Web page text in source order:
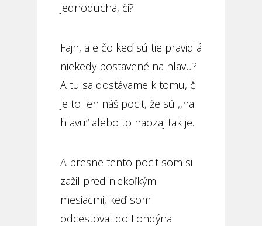
jednoduchá, či?
Fajn, ale čo keď sú tie pravidlá
niekedy postavené na hlavu?
A tu sa dostávame k tomu, či
je to len náš pocit, že sú ,,na
hlavu“ alebo to naozaj tak je.
A presne tento pocit som si
zažil pred niekoľkými
mesiacmi, keď som
odcestoval do Londýna